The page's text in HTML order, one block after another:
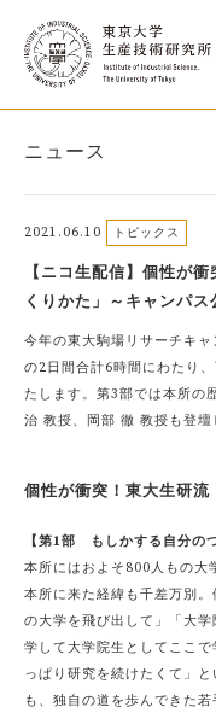
ニュース
2021.06.10 トピックス
【ニコ生配信】個性が
くりかた」～キャンパス
今年の東大駒場リサーチキ
の2日間合計6時間にわたり
たします。第3部では本所の
治 教授、岡部 徹 教授も登壇
個性が衝突！東大生研流
【第1部 もしかする自分の
本所にはおよそ800人もの大
本所に来た経緯も千差万別
の大学を飛び出して」「大
学して大学院生としてここ
っぱり研究を続けたくて」
も、独自の道を歩んできた